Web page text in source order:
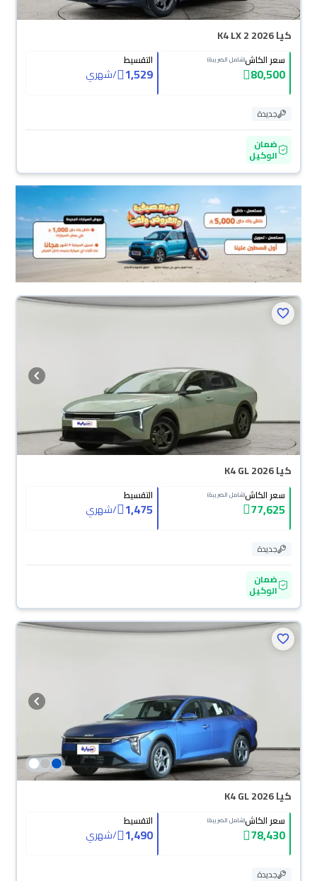
كيا K4 LX 2 2026
سعر الكاش(شامل الضريبة)
80,500
التقسيط
1,529
/شهري
جديدة
ضمان
الوكيل
كيا K4 GL 2026
سعر الكاش(شامل الضريبة)
77,625
التقسيط
1,475
/شهري
جديدة
ضمان
الوكيل
كيا K4 GL 2026
سعر الكاش(شامل الضريبة)
78,430
التقسيط
1,490
/شهري
جديدة